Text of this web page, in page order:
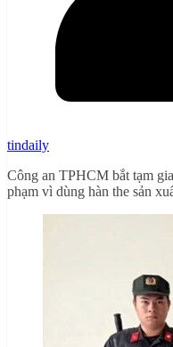
tindaily
Công an TPHCM bắt tạm
phạm vì dùng hàn the sản